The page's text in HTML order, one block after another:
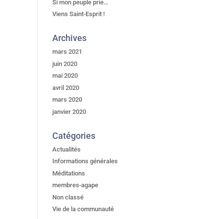
Si mon peuple prie…
Viens Saint-Esprit !
Archives
mars 2021
juin 2020
mai 2020
avril 2020
mars 2020
janvier 2020
Catégories
Actualités
Informations générales
Méditations
membres-agape
Non classé
Vie de la communauté